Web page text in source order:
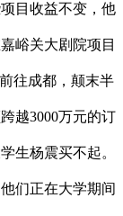
目收益不变，他
峪关大剧院项目
往成都，颠末半
越3000万元的订
生杨震买不起。
们正在大学期间